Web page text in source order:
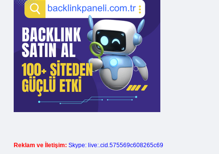
Reklam ve İletişim: Skype: live:.cid.575569c608265c69